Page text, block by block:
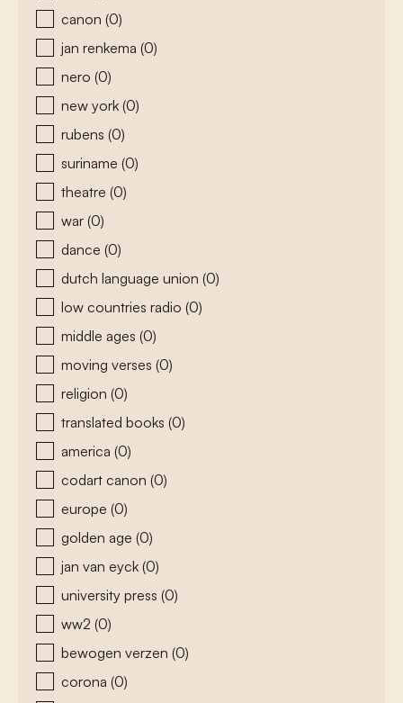
canon (0)
jan renkema (0)
nero (0)
new york (0)
rubens (0)
suriname (0)
theatre (0)
war (0)
dance (0)
dutch language union (0)
low countries radio (0)
middle ages (0)
moving verses (0)
religion (0)
translated books (0)
america (0)
codart canon (0)
europe (0)
golden age (0)
jan van eyck (0)
university press (0)
ww2 (0)
bewogen verzen (0)
corona (0)